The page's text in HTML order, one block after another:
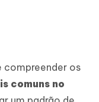
compreender os
comuns no